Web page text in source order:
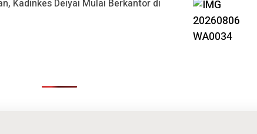
Kadinkes Deiyai Mulai Berkantor di